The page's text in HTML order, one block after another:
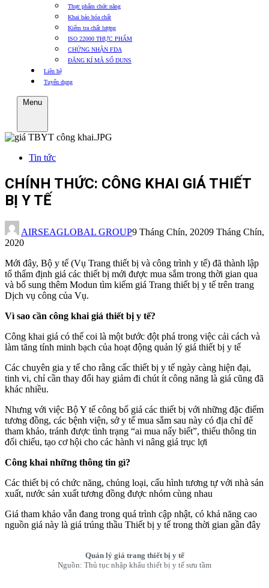
Thực phẩm chức năng
Khai báo hóa chất
Kiểm tra chất lượng
ISO 22000 THỰC PHẨM
CHỨNG NHẬN FDA
ĐĂNG KÍ MÃ SỐ DUNS
Liên hệ
Tuyển dụng
Menu
Tin tức
CHÍNH THỨC: CÔNG KHAI GIÁ THIẾT
BỊ Y TẾ
AIRSEAGLOBAL GROUP9 Tháng Chín, 20209 Tháng Chín,
2020
Mới đây, Bộ y tế (Vụ Trang thiết bị và công trình y tế) đã thành lập
tổ thẩm định giá các thiết bị mới được mua sắm trong thời gian qua
và bổ sung thêm Modun tìm kiếm giá Trang thiết bị y tế trên trang
Dịch vụ công của Vụ.
Vì sao cần công khai giá thiết bị y tế?
Công khai giá có thể coi là một bước đột phá trong việc cải cách và
làm tăng tính minh bạch của hoạt động quản lý giá thiết bị y tế
Các chuyên gia y tế cho rằng cấc thiết bị y tế ngày càng hiện đại,
tinh vi, chỉ cần thay đổi hay giảm đi chút ít công năng là giá cũng đã
khác nhiều.
Nhưng với việc Bộ Y tế công bố giá các thiết bị với những đặc điểm
tương đồng, các bệnh viện, sở y tế mua sắm sau này có địa chỉ để
tham khảo, tránh được tình trạng “ai mua nấy biết”, thiếu thông tin
đối chiếu, tạo cơ hội cho các hành vi nâng giá trục lợi
Công khai những thông tin gì?
Các thiết bị có chức năng, chủng loại, cấu hình tương tự với nhà sản
xuất, nước sản xuất tương đồng được nhóm cùng nhau
Giá tham khảo vẫn đang trong quá trình cập nhật, có khả năng cao
nguồn giá này là giá trúng thầu Thiết bị y tế trong thời gian gần đây
Quản lý giá trang thiết bị y tế
Nguồn: Thủ tục nhập khẩu thiết bị y tế sưu tầm